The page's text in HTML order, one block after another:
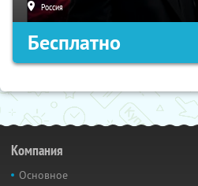
Россия
Бесплатно
Компания
Основное